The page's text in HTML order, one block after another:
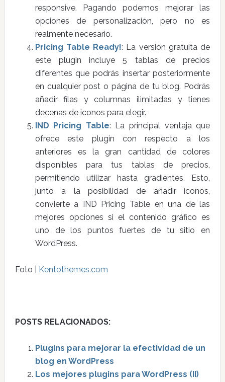
responsive. Pagando podemos mejorar las
opciones de personalización, pero no es
realmente necesario.
Pricing Table Ready!: La versión gratuita de
este plugin incluye 5 tablas de precios
diferentes que podrás insertar posteriormente
en cualquier post o página de tu blog. Podrás
añadir filas y columnas ilimitadas y tienes
decenas de iconos para elegir.
IND Pricing Table: La principal ventaja que
ofrece este plugin con respecto a los
anteriores es la gran cantidad de colores
disponibles para tus tablas de precios,
permitiendo utilizar hasta gradientes. Esto,
junto a la posibilidad de añadir iconos,
convierte a IND Pricing Table en una de las
mejores opciones si el contenido gráfico es
uno de los puntos fuertes de tu sitio en
WordPress.
Foto | Kentothemes.com
POSTS RELACIONADOS:
Plugins para mejorar la efectividad de un
blog en WordPress
Los mejores plugins para WordPress (II)